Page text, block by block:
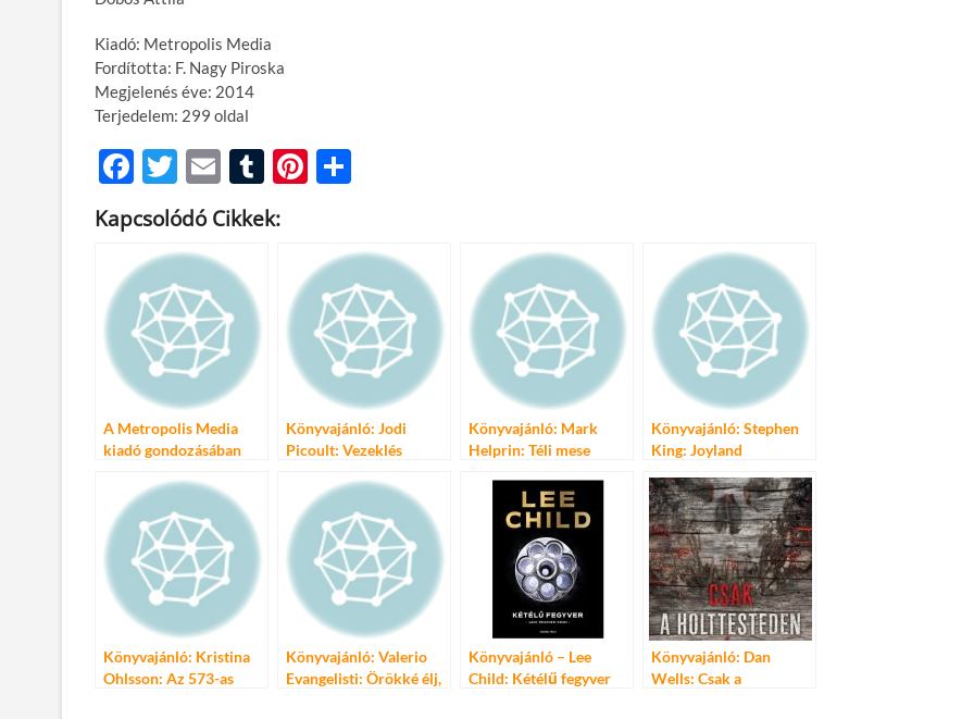
Kiadó: Metropolis Media
Fordította: F. Nagy Piroska
Megjelenés éve: 2014
Terjedelem: 299 oldal
F
ac
e
b
o
o
k
T
w
itt
er
E
m
ail
T
u
m
Pi
es m
e
g
Kapcsolódó Cikkek:
A Metropolis Media
kiadó gondozásában
A feng shui detektív
című kötete
Könyvajánló: Jodi
Picoult: Vezeklés
Könyvajánló: Mark
Helprin: Téli mese
Könyvajánló: Stephen
King: Joyland
Könyvajánló: Kristina
Ohlsson: Az 573-as
Könyvajánló: Valerio
Evangelisti: Örökké élj,
Könyvajánló – Lee
Child: Kétélű fegyver
Könyvajánló: Dan
Wells: Csak a